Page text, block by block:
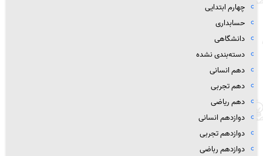
چهارم ابتدایی
حسابداری
دانشگاهی
دسته‌بندی نشده
دهم انسانی
دهم تجربی
دهم ریاضی
دوازدهم انسانی
دوازدهم تجربی
دوازدهم رباضی